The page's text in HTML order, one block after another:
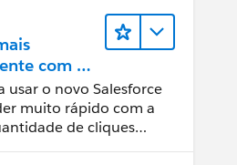
com o
usar o novo Salesforce
muito rápido com a
de cliques